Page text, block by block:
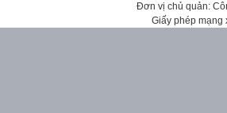
Đơn vị chủ quản:
Giấy phép mạng